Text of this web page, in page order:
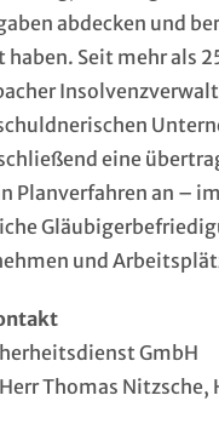
abdecken und
Seit mehr als
eine
Planverfahren an –
und
GmbH
Thomas Nitzsche,